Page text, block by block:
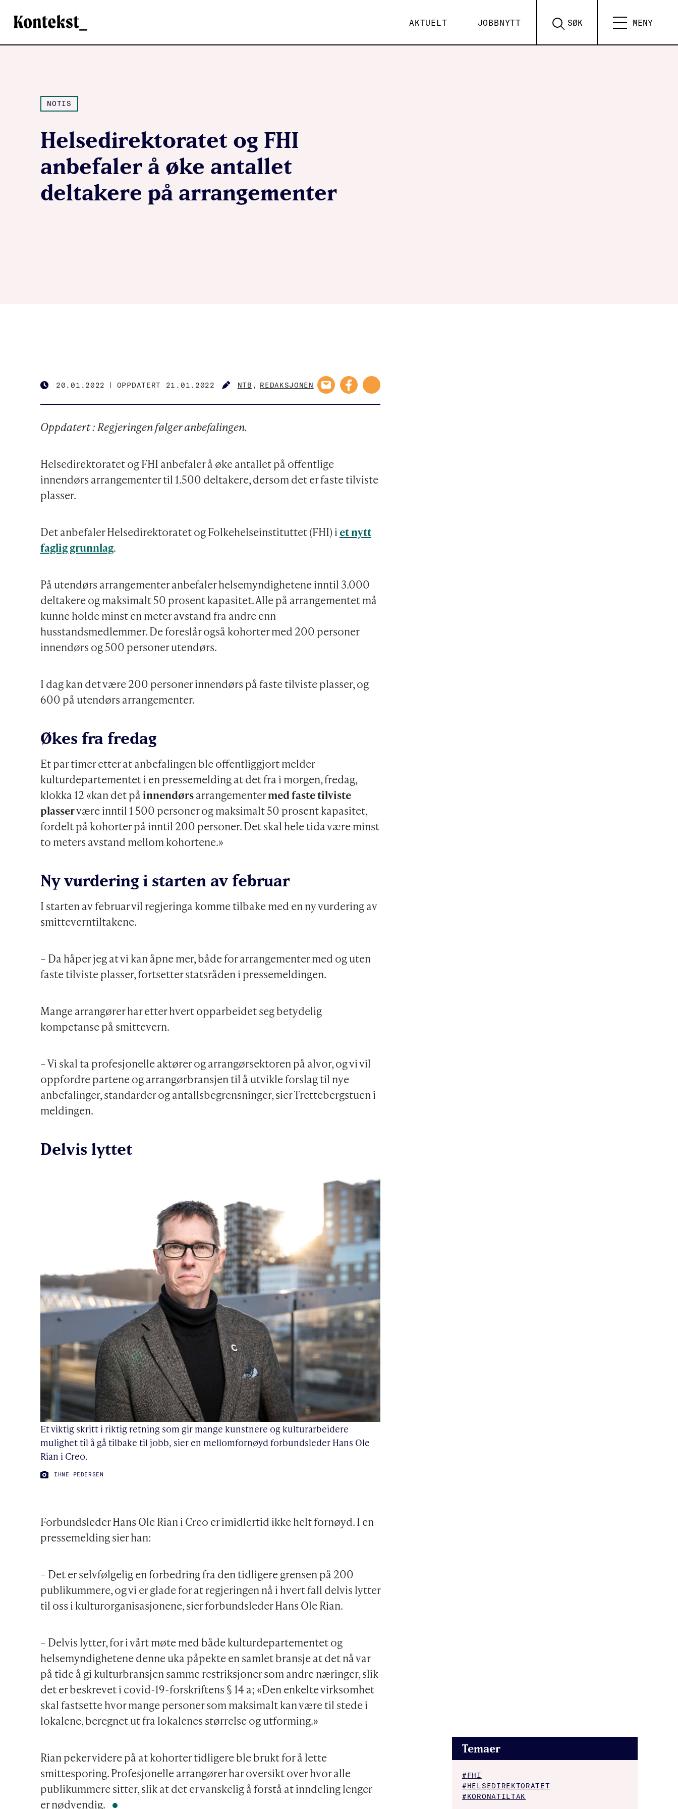
Kontekst AKTUELT JOBBNYTT SØK MENY
NOTIS
Helsedirektoratet og FHI
anbefaler å øke antallet
deltakere på arrangementer
PUBLISHED
20.01.2022 | OPPDATERT 21.01.2022
AUTHOR
NTB , REDAKSJONEN
Oppdatert : Regjeringen følger anbefalingen.
Helsedirektoratet og FHI anbefaler å øke antallet på offentlige
innendørs arrangementer til 1.500 deltakere, dersom det er faste tilviste
plasser.
Det anbefaler Helsedirektoratet og Folkehelseinstituttet (FHI) iet nytt
faglig grunnlag.
På utendørs arrangementer anbefaler helsemyndighetene inntil 3.000
deltakere og maksimalt 50 prosent kapasitet. Alle på arrangementet må
kunne holde minst en meter avstand fra andre enn
husstandsmedlemmer. De foreslår også kohorter med 200 personer
innendørs og 500 personer utendørs.
I dag kan det være 200 personer innendørs på faste tilviste plasser, og
600 på utendørs arrangementer.
Økes fra fredag
Et par timer etter at anbefalingen ble offentliggjort melder
kulturdepartementet i en pressemelding at det fra i morgen, fredag,
klokka 12 «kan det på innendørsarrangementermed faste tilviste
plasservære inntil 1 500 personer og maksimalt 50 prosent kapasitet,
fordelt på kohorter på inntil 200 personer. Det skal hele tida være minst
to meters avstand mellom kohortene.»
Ny vurdering i starten av februar
I starten av februar vil regjeringa komme tilbake med en ny vurdering av
smitteverntiltakene.
– Da håper jeg at vi kan åpne mer, både for arrangementer med og uten
faste tilviste plasser, fortsetter statsråden i pressemeldingen.
Mange arrangører har etter hvert opparbeidet seg betydelig
kompetanse på smittevern.
– Vi skal ta profesjonelle aktører og arrangørsektoren på alvor, og vi vil
oppfordre partene og arrangørbransjen til å utvikle forslag til nye
anbefalinger, standarder og antallsbegrensninger, sier Trettebergstuen i
meldingen.
Delvis lyttet
Et viktig skritt i riktig retning som gir mange kunstnere og kulturarbeidere
mulighet til å gå tilbake til jobb, sier en mellomfornøyd forbundsleder Hans Ole
Rian i Creo.
FOTO:
IHNE PEDERSEN
Forbundsleder Hans Ole Rian i Creo er imidlertid ikke helt fornøyd. I en
pressemelding sier han:
– Det er selvfølgelig en forbedring fra den tidligere grensen på 200
publikummere, og vi er glade for at regjeringen nå i hvert fall delvis lytter
til oss i kulturorganisasjonene, sier forbundsleder Hans Ole Rian.
– Delvis lytter, for i vårt møte med både kulturdepartementet og
helsemyndighetene denne uka påpekte en samlet bransje at det nå var
på tide å gi kulturbransjen samme restriksjoner som andre næringer, slik
det er beskrevet i covid-19-forskriftens § 14 a; «Den enkelte virksomhet
skal fastsette hvor mange personer som maksimalt kan være til stede i
lokalene, beregnet ut fra lokalenes størrelse og utforming.»
Rian peker videre på at kohorter tidligere ble brukt for å lette
smittesporing. Profesjonelle arrangører har oversikt over hvor alle
publikummere sitter, slik at det er vanskelig å forstå at inndeling lenger
er nødvendig.
Temaer
#FHI
#HELSEDIREKTORATET
#KORONATILTAK